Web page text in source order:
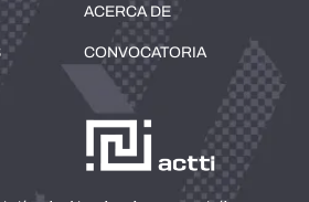
ACERCA DE
CONVOCATORIA